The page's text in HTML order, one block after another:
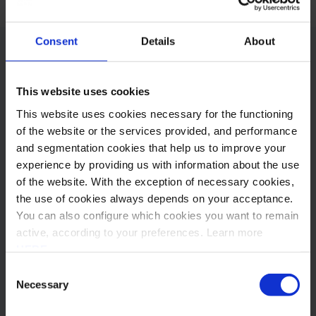
Consent Details About
This website uses cookies
This website uses cookies necessary for the functioning
of the website or the services provided, and performance
and segmentation cookies that help us to improve your
experience by providing us with information about the use
of the website. With the exception of necessary cookies,
the use of cookies always depends on your acceptance.
You can also configure which cookies you want to remain
active, according to your preferences. Learn more
Selection
Necessary